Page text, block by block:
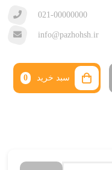
021-00000000
info@pazhohsh.ir
سبد خرید 0